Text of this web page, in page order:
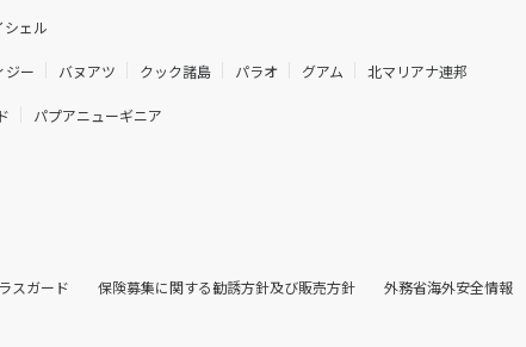
シェル
ジー バヌアツ クック諸島 パラオ グアム 北マリアナ連邦
パプアニューギニア
スガード 保険募集に関する勧誘方針及び販売方針
外務省海外安全情報